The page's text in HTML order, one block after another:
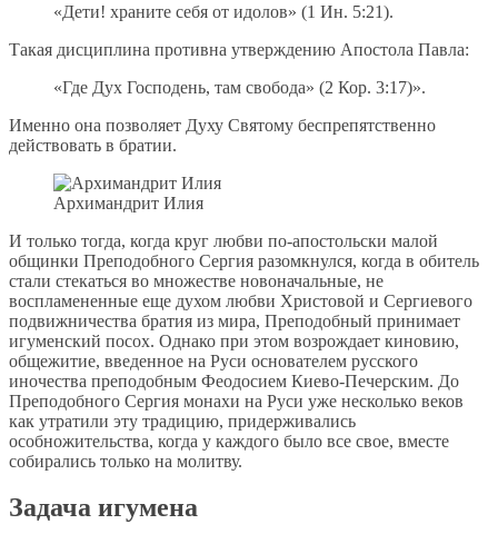
«Дети! храните себя от идолов» (1 Ин. 5:21).
Такая дисциплина противна утверждению Апостола Павла:
«Где Дух Господень, там свобода» (2 Кор. 3:17)».
Именно она позволяет Духу Святому беспрепятственно
действовать в братии.
Архимандрит Илия
И только тогда, когда круг любви по-апостольски малой
общинки Преподобного Сергия разомкнулся, когда в обитель
стали стекаться во множестве новоначальные, не
воспламененные еще духом любви Христовой и Сергиевого
подвижничества братия из мира, Преподобный принимает
игуменский посох. Однако при этом возрождает киновию,
общежитие, введенное на Руси основателем русского
иночества преподобным Феодосием Киево-Печерским. До
Преподобного Сергия монахи на Руси уже несколько веков
как утратили эту традицию, придерживались
особножительства, когда у каждого было все свое, вместе
собирались только на молитву.
Задача игумена